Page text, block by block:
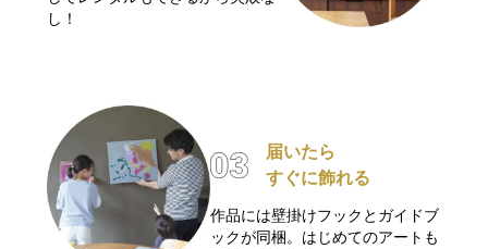
し！
届いたら
すぐに飾れる
作品には壁掛けフックとガイドブ
ックが同梱。はじめてのアートも